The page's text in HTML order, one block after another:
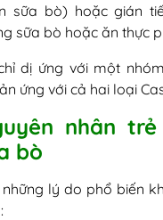
sữa bò) hoặc gián
sữa bò hoặc ăn thực
dị ứng với một
ứng với cả hai loại
nhân
bò
lý do phổ biến